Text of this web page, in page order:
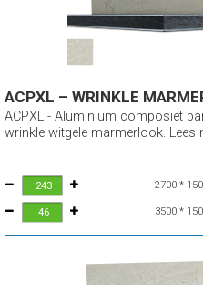
ACPXL – WRINKLE
ACPXL - Aluminium composiet
wrinkle witgele marmerlook. Lees
2700 *
3500 *